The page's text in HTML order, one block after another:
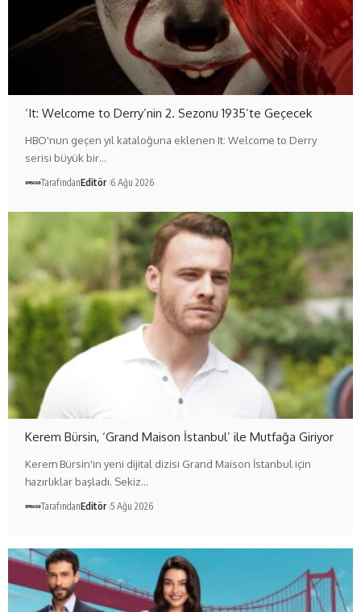
‘It: Welcome to Derry’nin 2. Sezonu 1935’te Geçecek
HBO'nun geçen yıl kataloğuna eklenen It: Welcome to Derry
serisi büyük bir…
TarafındanEditör 6 Ağu 2026
Kerem Bürsin, ‘Grand Maison İstanbul’ ile Mutfağa Giriyor
Kerem Bürsin'in yeni dijital dizisi Grand Maison İstanbul için
hazırlıklar başladı. Sekiz…
TarafındanEditör 5 Ağu 2026